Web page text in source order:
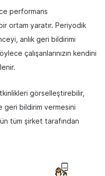
performans
ortam yaratır. Periyodik
anlık geri bildirimi
çalışanlarınızın kendini
görselleştirebilir,
geri bildirim vermesini
tüm şirket tarafından